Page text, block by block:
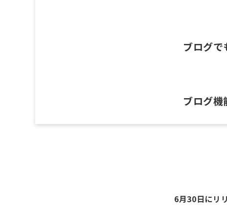
ブログ
ブログ
6月30日にリ